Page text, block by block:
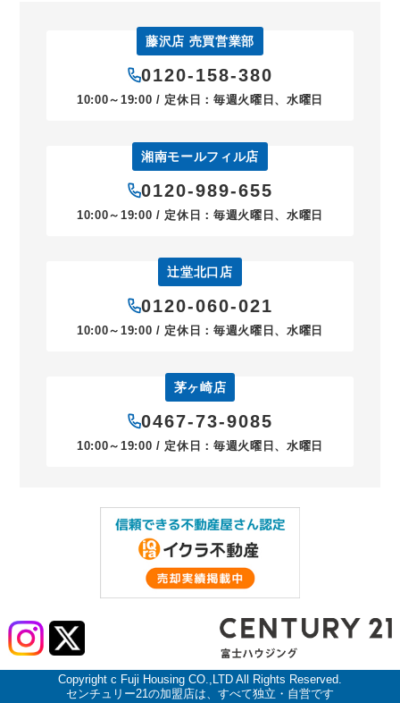
藤沢店 売買営業部
0120-158-380
10:00～19:00 / 定休日：毎週火曜日、水曜日
湘南モールフィル店
0120-989-655
10:00～19:00 / 定休日：毎週火曜日、水曜日
辻堂北口店
0120-060-021
10:00～19:00 / 定休日：毎週火曜日、水曜日
茅ヶ崎店
0467-73-9085
10:00～19:00 / 定休日：毎週火曜日、水曜日
Copyright c Fuji Housing CO.,LTD All Rights Reserved.
センチュリー21の加盟店は、すべて独立・自営です